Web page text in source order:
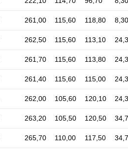
261,00 115,60 118,80 8,30
262,50 115,60 113,10
261,70 115,60 113,80
261,40 115,60 115,00
262,00 105,60 120,10
263,20 105,50 120,50
265,70 110,00 117,50